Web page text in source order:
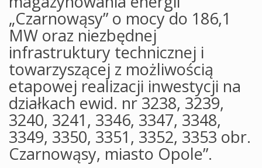
„Czarnowąsy” o mocy do 186,1
MW oraz niezbędnej
infrastruktury technicznej i
towarzyszącej z możliwością
etapowej realizacji inwestycji na
działkach ewid. nr 3238, 3239,
3240, 3241, 3346, 3347, 3348,
3349, 3350, 3351, 3352, 3353 obr.
Czarnowąsy, miasto Opole”.